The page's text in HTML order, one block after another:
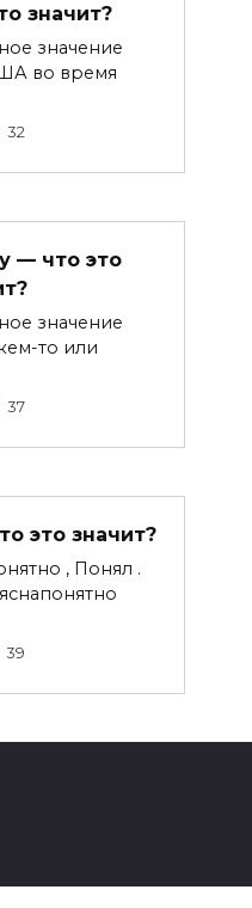
значит?
значение
во время
32
— что это
значение
то или
37
это значит?
, Понял .
39